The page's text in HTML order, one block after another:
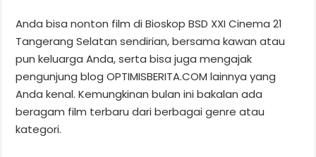
Anda bisa nonton film di Bioskop BSD XXI Cinema 21
Tangerang Selatan sendirian, bersama kawan atau
pun keluarga Anda, serta bisa juga mengajak
pengunjung blog OPTIMISBERITA.COM lainnya yang
Anda kenal. Kemungkinan bulan ini bakalan ada
beragam film terbaru dari berbagai genre atau
kategori.